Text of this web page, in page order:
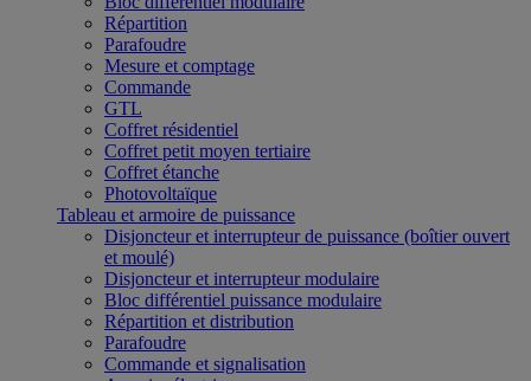
Répartition
Parafoudre
Mesure et comptage
Commande
GTL
Coffret résidentiel
Coffret petit moyen tertiaire
Coffret étanche
Photovoltaïque
Tableau et armoire de puissance
Disjoncteur et interrupteur de puissance (boîtier ouvert
et moulé)
Disjoncteur et interrupteur modulaire
Bloc différentiel puissance modulaire
Répartition et distribution
Parafoudre
Commande et signalisation